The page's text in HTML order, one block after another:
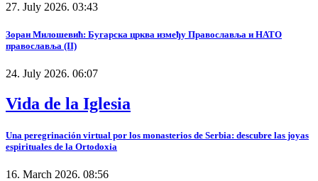
27. July 2026. 03:43
Зоран Милошевић: Бугарска црква између Православља и НАТО
православља (II)
24. July 2026. 06:07
Vida de la Iglesia
Una peregrinación virtual por los monasterios de Serbia: descubre las joyas
espirituales de la Ortodoxia
16. March 2026. 08:56